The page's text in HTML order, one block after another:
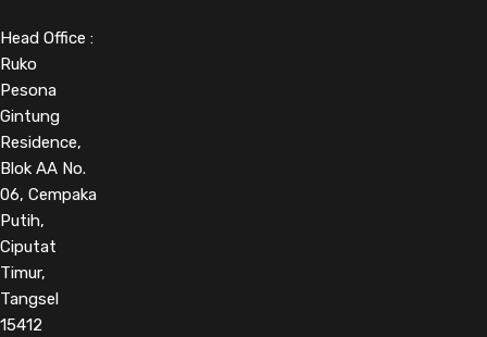
Head Office :
Ruko
Pesona
Gintung
Residence,
Blok AA No.
06, Cempaka
Putih,
Ciputat
Timur,
Tangsel
15412